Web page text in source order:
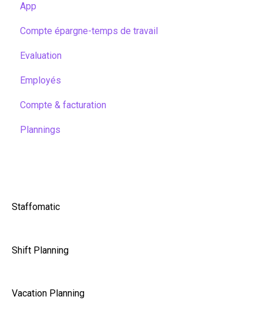
App
Compte épargne-temps de travail
Evaluation
Employés
Compte & facturation
Plannings
Staffomatic
Shift Planning
Vacation Planning